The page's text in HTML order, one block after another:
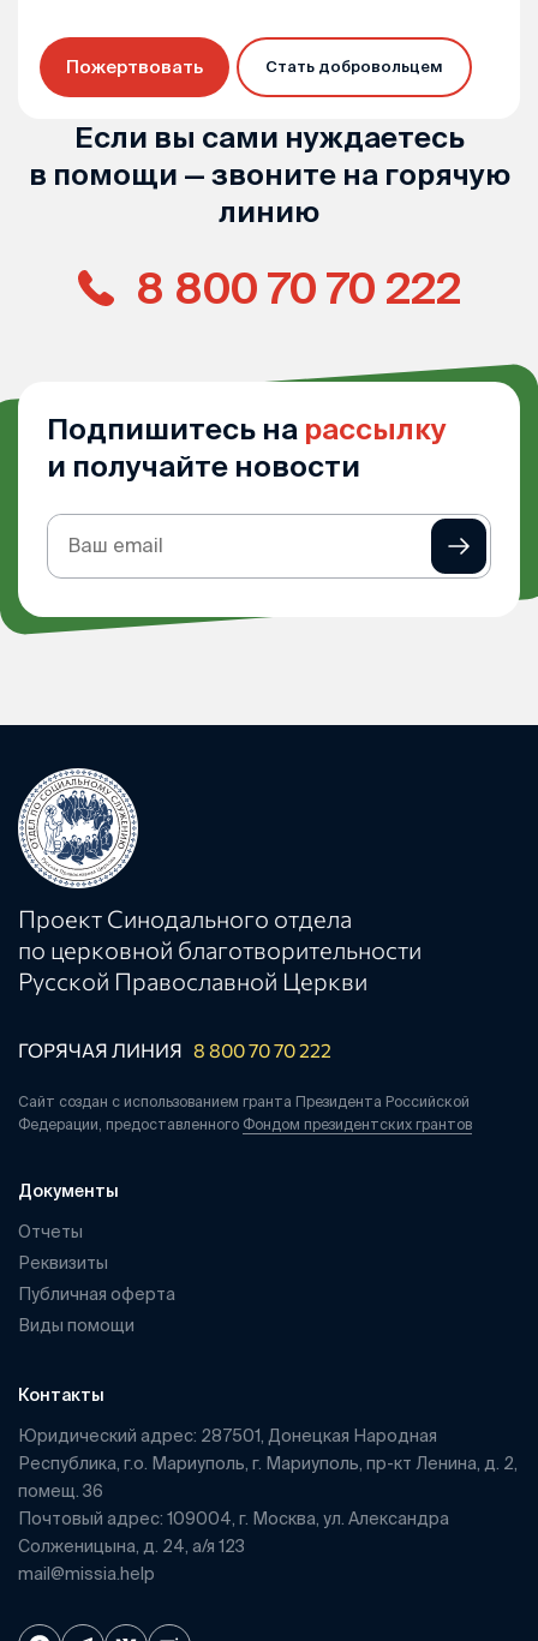
Пожертвовать Стать добровольцем
Если вы сами нуждаетесь
в помощи — звоните на горячую
линию
8 800 70 70 222
Подпишитесь на рассылку
и получайте новости
Подписка
Проект Синодального отдела
по церковной благотворительности
Русской Православной Церкви
ГОРЯЧАЯ ЛИНИЯ 8 800 70 70 222
Сайт создан с использованием гранта Президента Российской
Федерации, предоставленного Фондом президентских грантов
Документы
Отчеты
Реквизиты
Публичная оферта
Виды помощи
Контакты
Юридический адрес: 287501, Донецкая Народная
Республика, г.о. Мариуполь, г. Мариуполь, пр-кт Ленина, д. 2,
помещ. 36
Почтовый адрес: 109004, г. Москва, ул. Александра
Солженицына, д. 24, а/я 123
mail@missia.help